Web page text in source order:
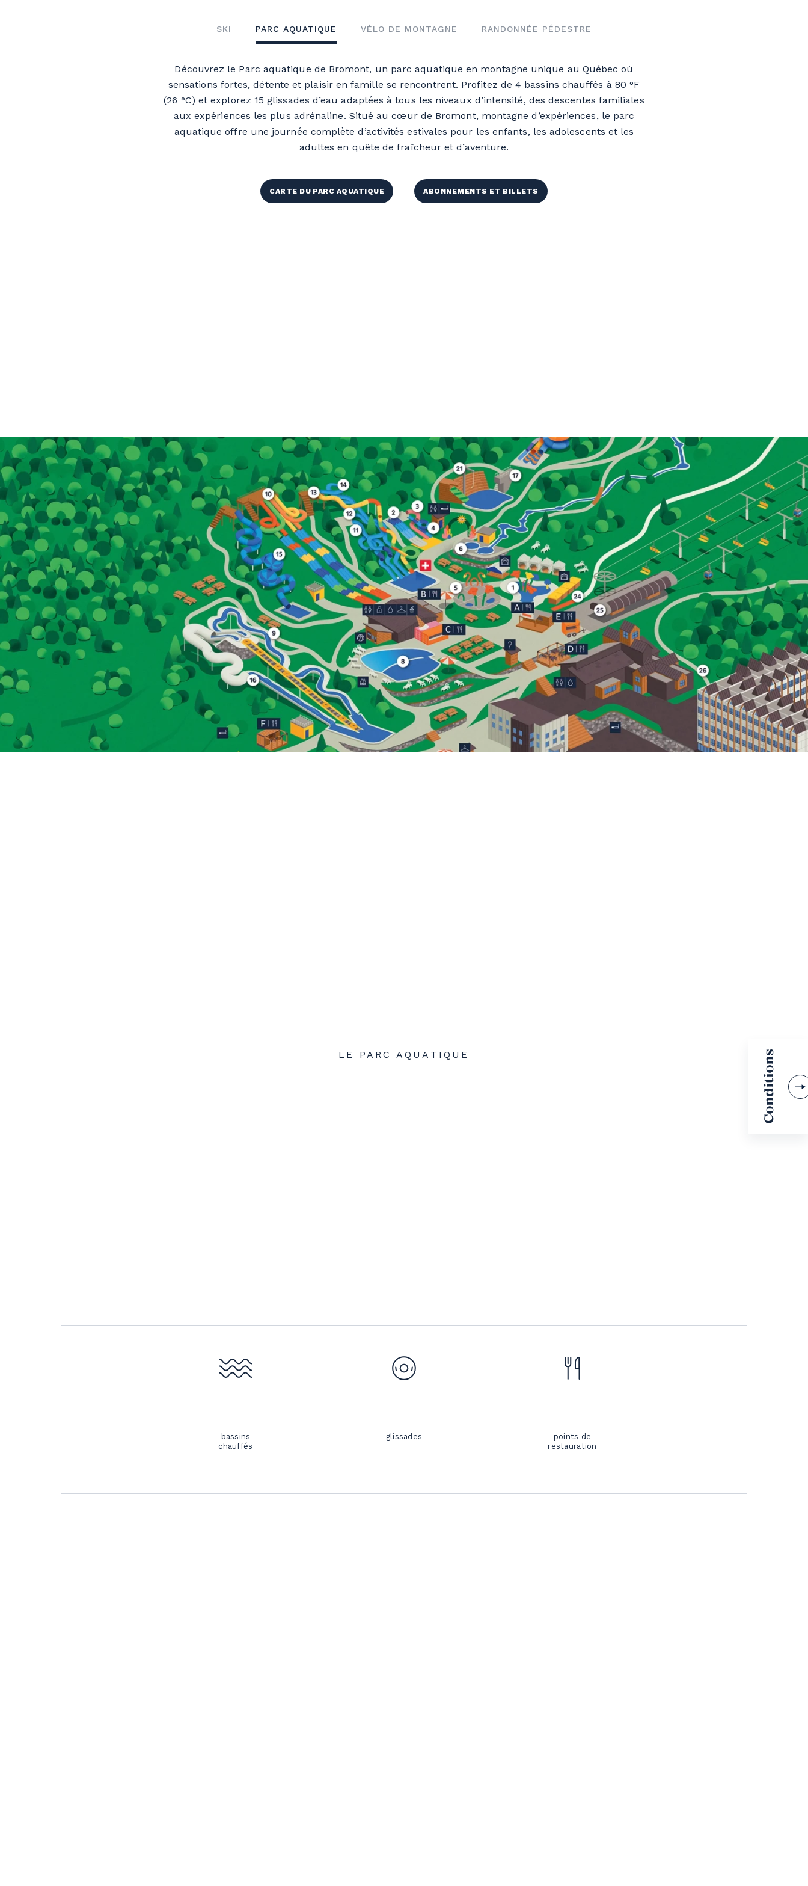
SKI PARC AQUATIQUE VÉLO DE MONTAGNE RANDONNÉE PÉDESTRE
Découvrez le Parc aquatique de Bromont, un parc aquatique en montagne unique au Québec où
sensations fortes, détente et plaisir en famille se rencontrent. Profitez de 4 bassins chauffés à 80 °F
(26 °C) et explorez 15 glissades d’eau adaptées à tous les niveaux d’intensité, des descentes familiales
aux expériences les plus adrénaline. Situé au cœur de Bromont, montagne d’expériences, le parc
aquatique offre une journée complète d’activités estivales pour les enfants, les adolescents et les
adultes en quête de fraîcheur et d’aventure.
CARTE DU PARC AQUATIQUE ABONNEMENTS ET BILLETS
LE PARC AQUATIQUE
bassins
chauffés
glissades
points de
restauration